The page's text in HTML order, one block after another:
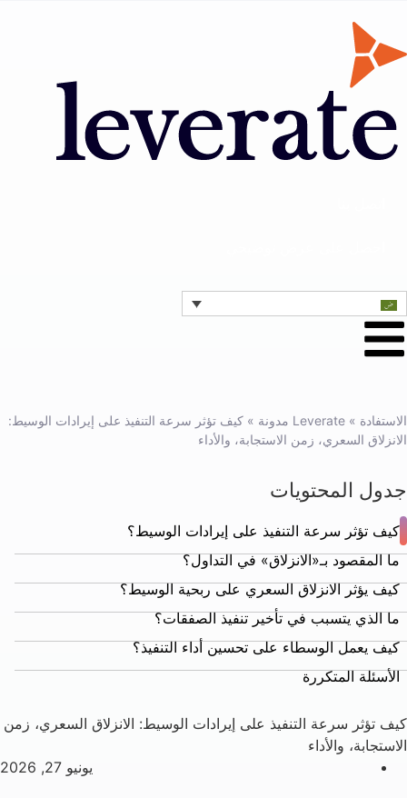
الاستفادة » Leverate مدونة » كيف تؤثر سرعة التنفيذ على إيرادات الوسيط:
الانزلاق السعري، زمن الاستجابة، والأداء
جدول المحتويات
كيف تؤثر سرعة التنفيذ على إيرادات الوسيط؟
ما المقصود بـ«الانزلاق» في التداول؟
كيف يؤثر الانزلاق السعري على ربحية الوسيط؟
ما الذي يتسبب في تأخير تنفيذ الصفقات؟
كيف يعمل الوسطاء على تحسين أداء التنفيذ؟
الأسئلة المتكررة
كيف تؤثر سرعة التنفيذ على إيرادات الوسيط: الانزلاق السعري، زمن
الاستجابة، والأداء
يونيو 27, 2026